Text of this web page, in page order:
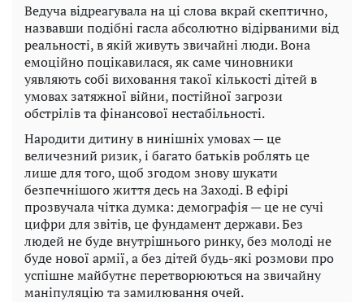
Ведуча відреагувала на ці слова вкрай скептично,
назвавши подібні гасла абсолютно відірваними від
реальності, в якій живуть звичайні люди. Вона
емоційно поцікавилася, як саме чиновники
уявляють собі виховання такої кількості дітей в
умовах затяжної війни, постійної загрози
обстрілів та фінансової нестабільності.
Народити дитину в нинішніх умовах — це
величезний ризик, і багато батьків роблять це
лише для того, щоб згодом знову шукати
безпечнішого життя десь на Заході. В ефірі
прозвучала чітка думка: демографія — це не сучі
цифри для звітів, це фундамент держави. Без
людей не буде внутрішнього ринку, без молоді не
буде нової армії, а без дітей будь-які розмови про
успішне майбутнє перетворюються на звичайну
маніпуляцію та замилювання очей.